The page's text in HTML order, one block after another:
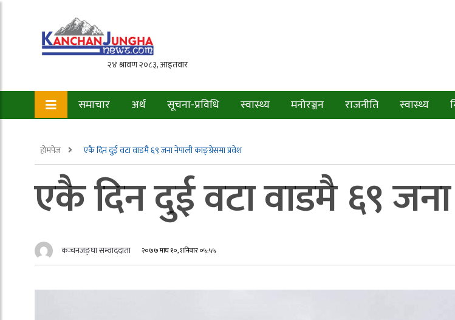
समाचार अर्थ सूचना-प्रविधि स्वास्थ्य मनोरञ्जन राजनीति स्वास्थ्य
होमपेज एकै दिन दुई वटा वाडमै ६९ जना नेपाली काङ्ग्रेसमा प्रवेश
एकै दिन दुई वटा वाडमै ६९
कन्चनजङ्घा सम्वाददाता २०७७ माघ १०, शनिबार ०५:५५